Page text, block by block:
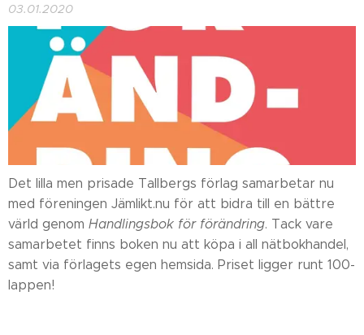
03.01.2020
Det lilla men prisade Tallbergs förlag samarbetar nu
med föreningen Jämlikt.nu för att bidra till en bättre
värld genom Handlingsbok för förändring. Tack vare
samarbetet finns boken nu att köpa i all nätbokhandel,
samt via förlagets egen hemsida. Priset ligger runt 100-
lappen!